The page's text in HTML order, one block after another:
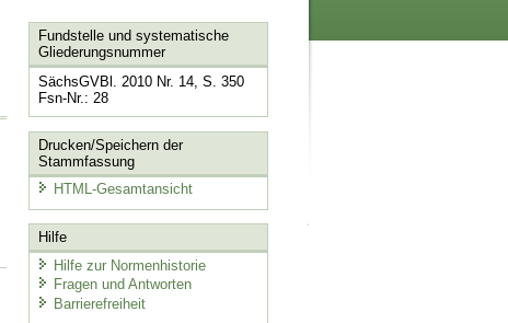
Fundstelle und systematische
Gliederungsnummer
SächsGVBl. 2010 Nr. 14, S. 350
Fsn-Nr.: 28
Drucken/Speichern der
Stammfassung
HTML-Gesamtansicht
Hilfe
Hilfe zur Normenhistorie
Fragen und Antworten
Barrierefreiheit